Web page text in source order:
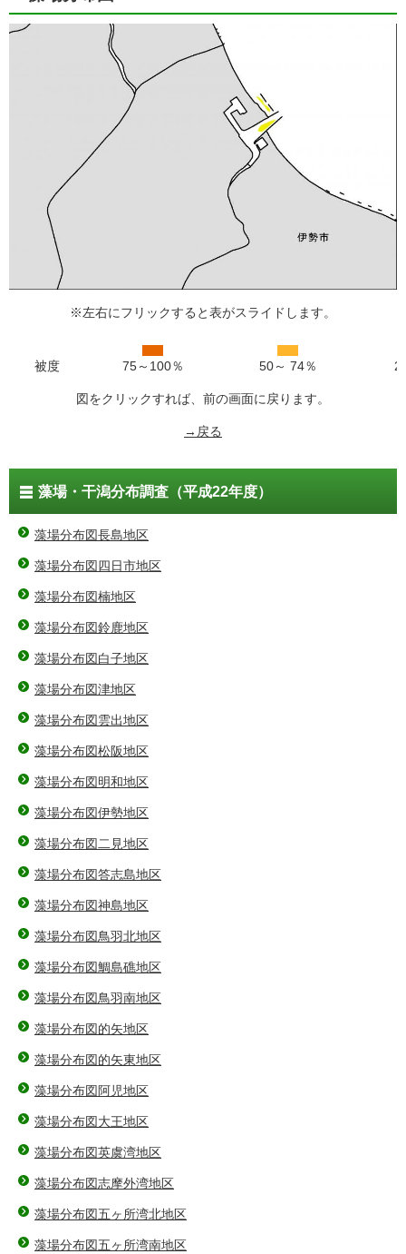
※左右にフリックすると表がスライドします。
被度 75～100％ 50～ 74％
図をクリックすれば、前の画面に戻ります。
→戻る
藻場・干潟分布調査（平成22年度）
藻場分布図長島地区
藻場分布図四日市地区
藻場分布図楠地区
藻場分布図鈴鹿地区
藻場分布図白子地区
藻場分布図津地区
藻場分布図雲出地区
藻場分布図松阪地区
藻場分布図明和地区
藻場分布図伊勢地区
藻場分布図二見地区
藻場分布図答志島地区
藻場分布図神島地区
藻場分布図鳥羽北地区
藻場分布図鯛島礁地区
藻場分布図鳥羽南地区
藻場分布図的矢地区
藻場分布図的矢東地区
藻場分布図阿児地区
藻場分布図大王地区
藻場分布図英虞湾地区
藻場分布図志摩外湾地区
藻場分布図五ヶ所湾北地区
藻場分布図五ヶ所湾南地区